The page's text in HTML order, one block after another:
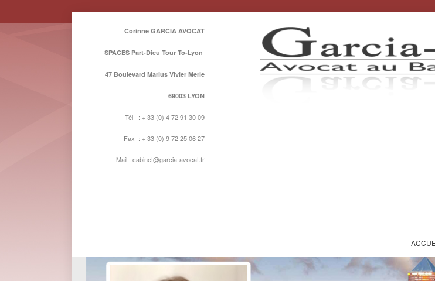
Corinne GARCIA AVOCAT
SPACES Part-Dieu Tour To-Lyon
47 Boulevard Marius Vivier Merle
69003 LYON
Tél : + 33 (0) 4 72 91 30 09
Fax : + 33 (0) 9 72 25 06 27
Mail : cabinet@garcia-avocat.fr